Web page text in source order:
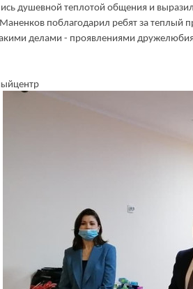
душевной теплотой общения и
поблагодарил ребят за теплый
делами - проявлениями